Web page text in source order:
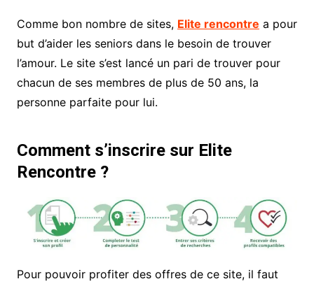
Comme bon nombre de sites, Elite rencontre a pour
but d’aider les seniors dans le besoin de trouver
l’amour. Le site s’est lancé un pari de trouver pour
chacun de ses membres de plus de 50 ans, la
personne parfaite pour lui.
Comment s’inscrire sur Elite
Rencontre ?
Pour pouvoir profiter des offres de ce site, il faut